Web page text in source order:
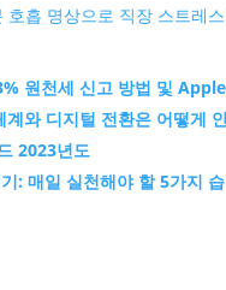
호흡 명상으로 직장 스트레
원천세 신고 방법 및
와 디지털 전환은 어떻게
2023년도
: 매일 실천해야 할 5가지